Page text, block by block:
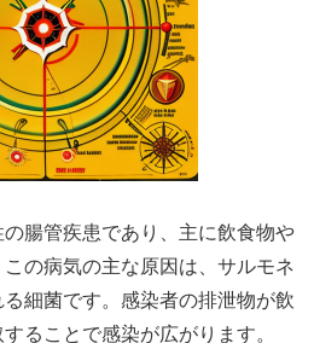
腸管疾患であり、主に飲食物や
の病気の主な原因は、サルモネ
細菌です。感染者の排泄物が飲
ることで感染が広がります。